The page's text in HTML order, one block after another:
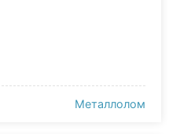
Металлолом